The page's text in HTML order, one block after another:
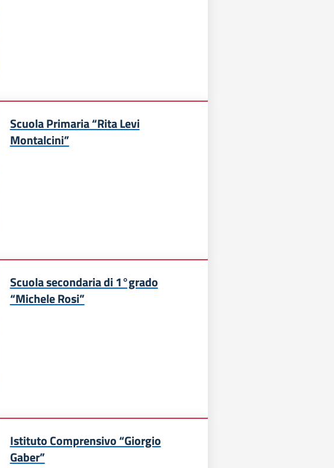
Scuola Primaria “Rita Levi
Montalcini”
Scuola secondaria di 1°grado
“Michele Rosi”
Istituto Comprensivo “Giorgio
Gaber”